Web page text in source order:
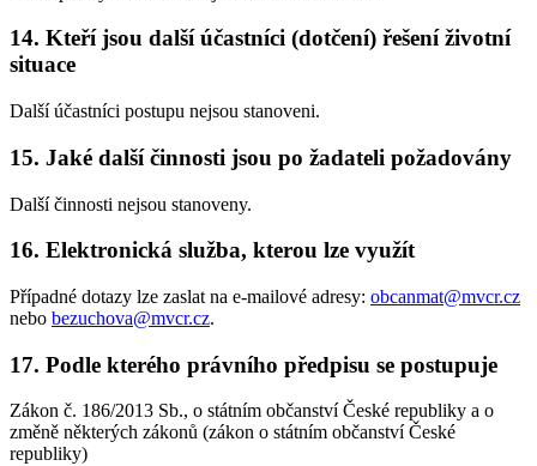
14. Kteří jsou další účastníci (dotčení) řešení životní
situace
Další účastníci postupu nejsou stanoveni.
15. Jaké další činnosti jsou po žadateli požadovány
Další činnosti nejsou stanoveny.
16. Elektronická služba, kterou lze využít
Případné dotazy lze zaslat na e-mailové adresy: obcanmat@mvcr.cz
nebo bezuchova@mvcr.cz.
17. Podle kterého právního předpisu se postupuje
Zákon č. 186/2013 Sb., o státním občanství České republiky a o
změně některých zákonů (zákon o státním občanství České
republiky)